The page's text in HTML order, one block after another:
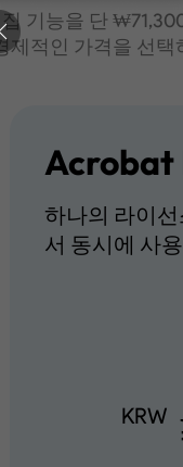
기능을 단
적인 가격을 선택
Acrobat
하나의 라이
서 동시에 사
KRW